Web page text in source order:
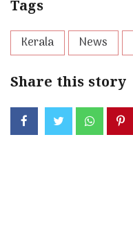
Tags
Kerala News
Share this story